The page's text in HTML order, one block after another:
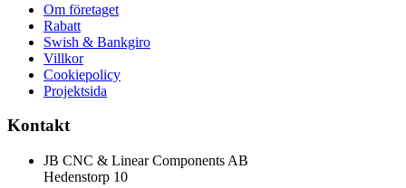
Om företaget
Rabatt
Swish & Bankgiro
Villkor
Cookiepolicy
Projektsida
Kontakt
JB CNC & Linear Components AB
Hedenstorp 10